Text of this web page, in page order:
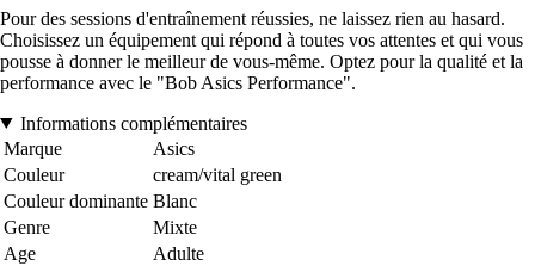
Pour des sessions d'entraînement réussies, ne laissez rien au hasard.
Choisissez un équipement qui répond à toutes vos attentes et qui vous
pousse à donner le meilleur de vous-même. Optez pour la qualité et la
performance avec le "Bob Asics Performance".
Informations complémentaires
Marque
Asics
Couleur
cream/vital green
Couleur dominante Blanc
Genre
Mixte
Age
Adulte